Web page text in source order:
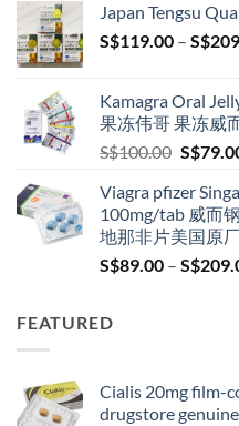
Japan Tengsu
S$119.00 – S$
Kamagra Oral
果冻伟哥 果冻威
S$100.00
was:
S$
Viagra pfizer
100mg/tab 威而
地那非片美国原
S$89.00 – S$
FEATURED
Cialis 20mg film-
drugstore